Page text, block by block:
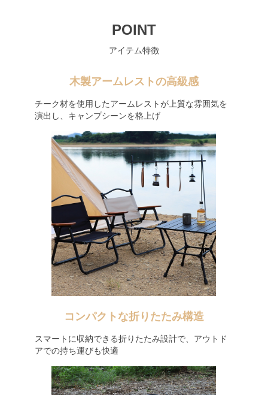
POINT
アイテム特徴
木製アームレストの高級感
チーク材を使用したアームレストが上質な雰囲気を
演出し、キャンプシーンを格上げ
コンパクトな折りたたみ構造
スマートに収納できる折りたたみ設計で、アウトド
アでの持ち運びも快適